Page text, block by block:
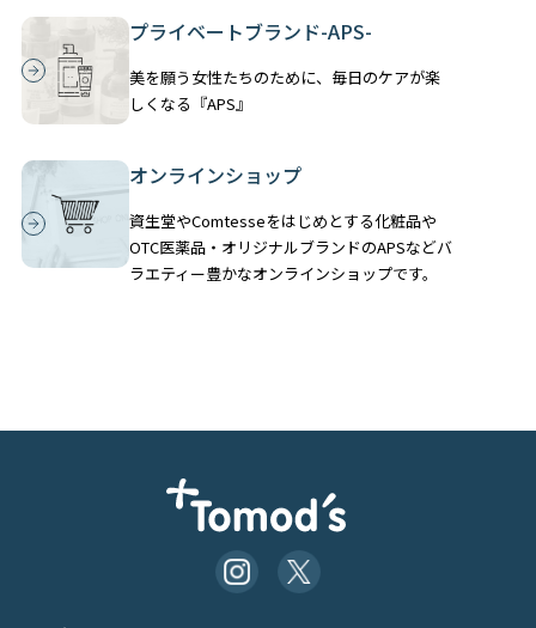
プライベートブランド-APS-
美を願う女性たちのために、毎日のケアが楽
しくなる『APS』
オンラインショップ
資生堂やComtesseをはじめとする化粧品や
OTC医薬品・オリジナルブランドのAPSなどバ
ラエティー豊かなオンラインショップです。